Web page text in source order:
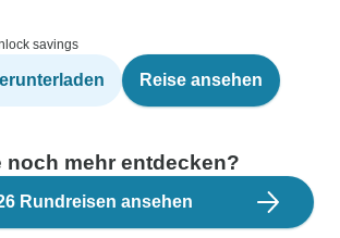
savings
Reise ansehen
noch mehr entdecken?
Rundreisen ansehen